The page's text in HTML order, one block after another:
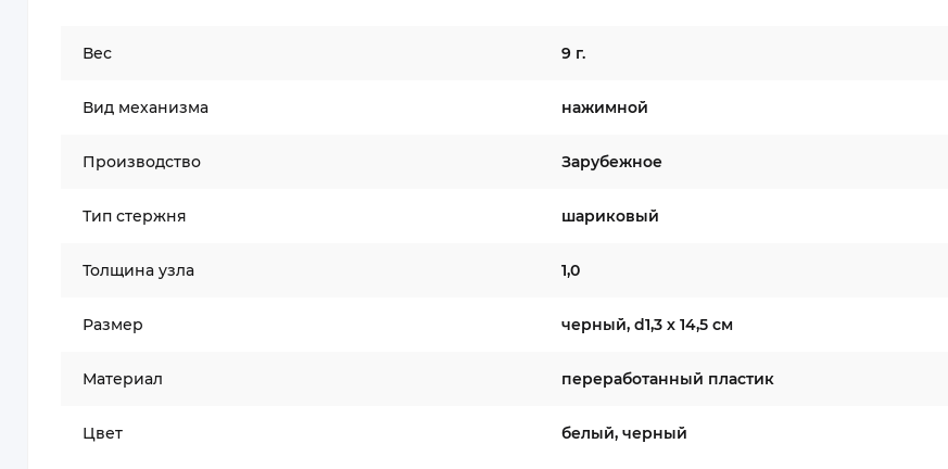
Вес 9 г.
Вид механизма нажимной
Производство Зарубежное
Тип стержня шариковый
Толщина узла 1,0
Размер черный, d1,3 х 14,5 см
Материал переработанный пластик
Цвет белый, черный